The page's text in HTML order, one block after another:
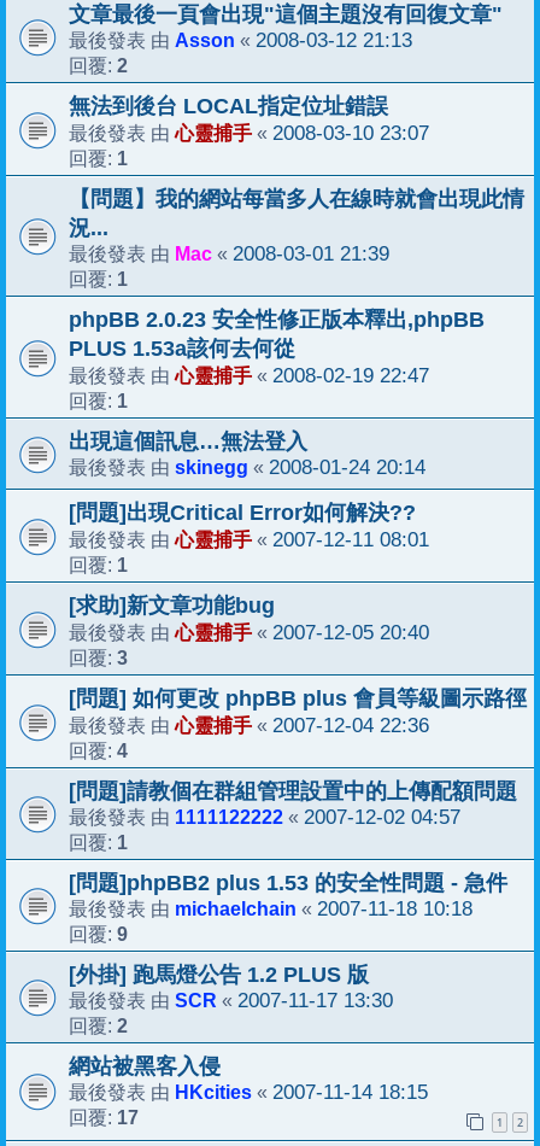
文章最後一頁會出現"這個主題沒有回復文章"
最後發表 由 Asson « 2008-03-12 21:13
回覆: 2
無法到後台 LOCAL指定位址錯誤
最後發表 由心靈捕手 « 2008-03-10 23:07
回覆: 1
【問題】我的網站每當多人在線時就會出現此情
況...
最後發表 由 Mac « 2008-03-01 21:39
回覆: 1
phpBB 2.0.23 安全性修正版本釋出,phpBB
PLUS 1.53a該何去何從
最後發表 由心靈捕手 « 2008-02-19 22:47
回覆: 1
出現這個訊息…無法登入
最後發表 由 skinegg « 2008-01-24 20:14
[問題]出現Critical Error如何解決??
最後發表 由心靈捕手 « 2007-12-11 08:01
回覆: 1
[求助]新文章功能bug
最後發表 由心靈捕手 « 2007-12-05 20:40
回覆: 3
[問題] 如何更改 phpBB plus 會員等級圖示路徑
最後發表 由心靈捕手 « 2007-12-04 22:36
回覆: 4
[問題]請教個在群組管理設置中的上傳配額問題
最後發表 由 1111122222 « 2007-12-02 04:57
回覆: 1
[問題]phpBB2 plus 1.53 的安全性問題 - 急件
最後發表 由 michaelchain « 2007-11-18 10:18
回覆: 9
[外掛] 跑馬燈公告 1.2 PLUS 版
最後發表 由 SCR « 2007-11-17 13:30
回覆: 2
網站被黑客入侵
最後發表 由 HKcities « 2007-11-14 18:15
回覆: 17 1 2